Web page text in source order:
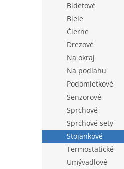
Bidetové
Biele
Čierne
Drezové
Na okraj
Na podlahu
Podomietkové
Senzorové
Sprchové
Sprchové sety
Stojankové
Termostatické
Umývadlové